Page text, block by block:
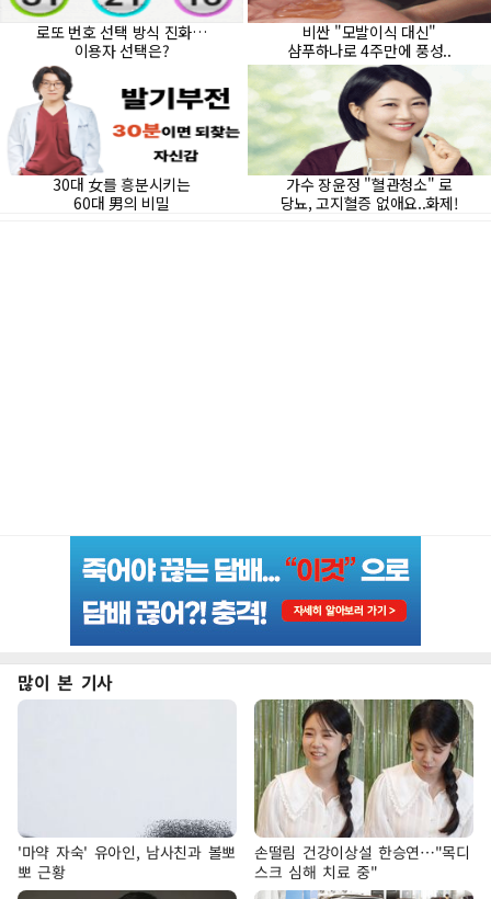
많이 본 기사
'마약 자숙' 유아인, 남사친과 볼뽀
뽀 근황
손떨림 건강이상설 한승연…"목디
스크 심해 치료 중"